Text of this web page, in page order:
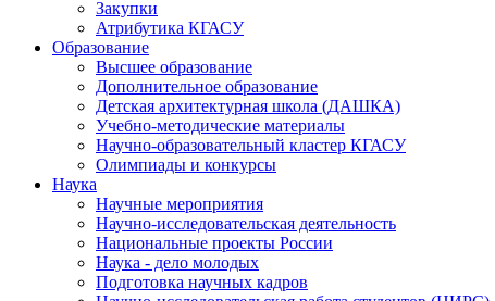
Закупки
Атрибутика КГАСУ
Образование
Высшее образование
Дополнительное образование
Детская архитектурная школа (ДАШКА)
Учебно-методические материалы
Научно-образовательный кластер КГАСУ
Олимпиады и конкурсы
Наука
Научные мероприятия
Научно-исследовательская деятельность
Национальные проекты России
Наука - дело молодых
Подготовка научных кадров